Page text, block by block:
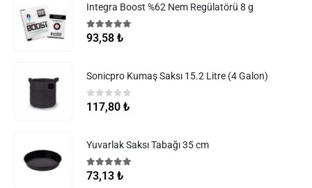
Integra Boost %62 Nem Regülatörü 8 g
5.005 üzerinden
93,58 ₺
Sonicpro Kumaş Saksı 15.2 Litre (4 Galon)
0 5 üzerinden
117,80 ₺
Yuvarlak Saksı Tabağı 35 cm
5.005 üzerinden
73,13 ₺